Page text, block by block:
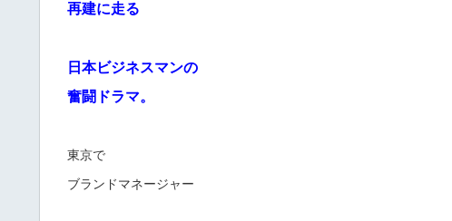
再建に走る
日本ビジネスマンの
奮闘ドラマ。
東京で
ブランドマネージャー